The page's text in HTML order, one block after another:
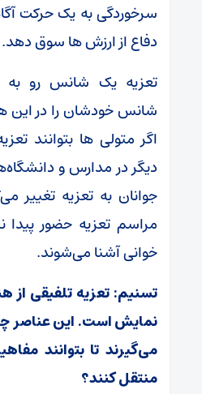
سرخوردگی به یک حرکت
دفاع از ارزش ها سوق دهد.
تعزیه یک شانس رو به
شانس خودشان را در این
اگر متولی ها بتوانند
دیگر در مدارس و
جوانان به تعزیه تغییر
مراسم تعزیه حضور پیدا
خوانی آشنا می‌شوند.
تسنیم: تعزیه تلفیقی از
نمایش است. این عناصر
می‌گیرند تا بتوانند
منتقل کنند؟